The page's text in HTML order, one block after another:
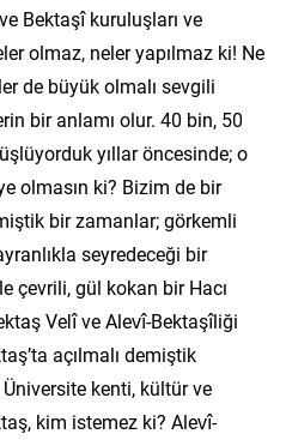
Bektaşî kuruluşları ve
olmaz, neler yapılmaz ki! Ne
de büyük olmalı sevgili
bir anlamı olur. 40 bin, 50
yıllar öncesinde; o
olmasın ki? Bizim de bir
bir zamanlar; görkemli
seyredeceği bir
çevrili, gül kokan bir Hacı
Velî ve Alevî-Bektaşîliği
açılmalı demiştik
kenti, kültür ve
kim istemez ki? Alevî-